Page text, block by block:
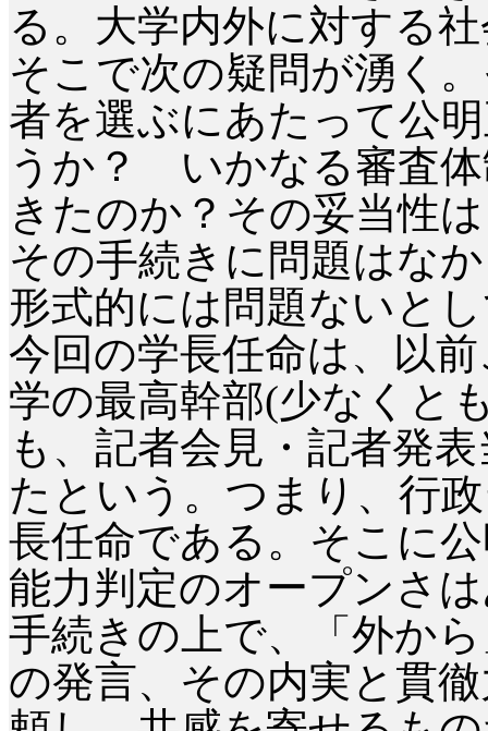
る。大学内外に対する
そこで次の疑問が湧く
者を選ぶにあたって公
うか？ いかなる審査
きたのか？その妥当性
その手続きに問題はな
形式的には問題ないと
今回の学長任命は、以
学の最高幹部(少なくと
も、記者会見・記者発
たという。つまり、行
長任命である。そこに
能力判定のオープンさ
手続きの上で、「外か
の発言、その内実と貫